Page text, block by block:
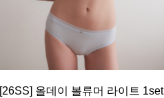
[26SS] 올데이 볼류머 라이트 1set